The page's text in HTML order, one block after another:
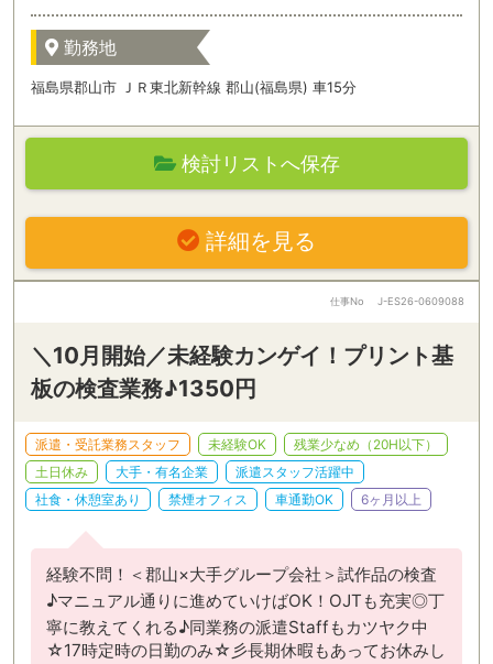
勤務地
福島県郡山市 ＪＲ東北新幹線 郡山(福島県) 車15分
検討リストへ保存
詳細を見る
仕事No J-ES26-0609088
＼10月開始／未経験カンゲイ！プリント基
板の検査業務♪1350円
派遣・受託業務スタッフ 未経験OK
残業少なめ（20H以下）
土日休み
大手・有名企業
派遣スタッフ活躍中
社食・休憩室あり
禁煙オフィス 車通勤OK 6ヶ月以上
経験不問！＜郡山×大手グループ会社＞試作品の検査
♪マニュアル通りに進めていけばOK！OJTも充実◎丁
寧に教えてくれる♪同業務の派遣Staffもカツヤク中
☆17時定時の日勤のみ☆彡長期休暇もあってお休みし